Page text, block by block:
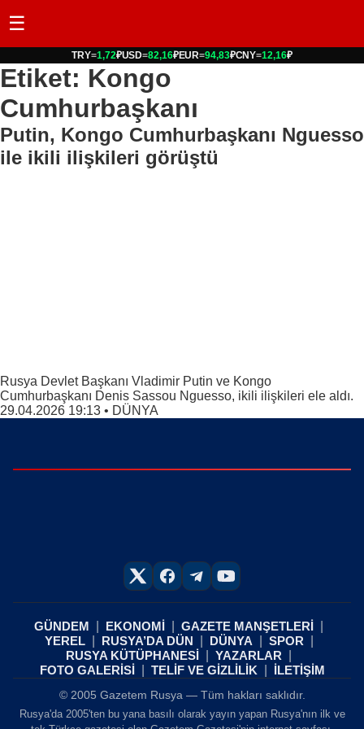
☰
TRY=1,72₽USD=82,16₽EUR=94,83₽CNY=12,16₽
Etiket: Kongo
Cumhurbaşkanı
Putin, Kongo Cumhurbaşkanı Nguesso
ile ikili ilişkileri görüştü
Rusya Devlet Başkanı Vladimir Putin ve Kongo
Cumhurbaşkanı Denis Sassou Nguesso, ikili ilişkileri ele aldı.
29.04.2026 19:13 • DÜNYA
GÜNDEM EKONOMİ
GAZETE MANŞETLERİ
YEREL
RUSYA’DA DÜN DÜNYA
SPOR
RUSYA KÜTÜPHANESİ
YAZARLAR
FOTO GALERİSİ
TELİF VE GİZLİLİK İLETİŞİM
© 2005 Gazetem Rusya — Tüm hakları saklıdır.
Rusya'da 2005'ten bu yana basılı olarak yayın yapan Rusya'nın ilk ve